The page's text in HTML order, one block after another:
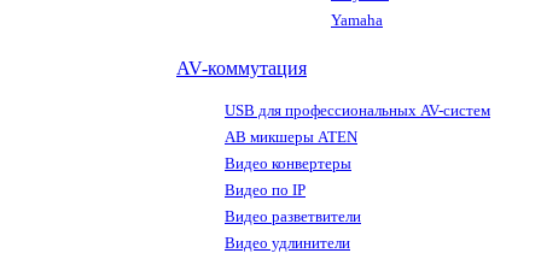
Yamaha
AV-коммутация
USB для профессиональных AV-систем
АВ микшеры ATEN
Видео конвертеры
Видео по IP
Видео разветвители
Видео удлинители